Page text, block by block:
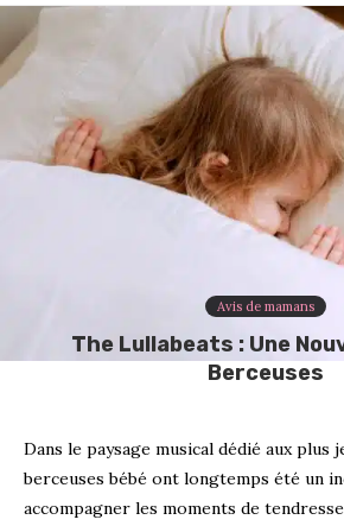
Avis de mamans
The Lullabeats : Une
Berceuses
Dans le paysage musical dédié aux plus
berceuses bébé ont longtemps été un
accompagner les moments de